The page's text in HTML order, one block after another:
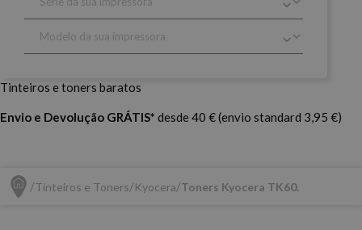
Tinteiros e toners baratos
Envio e Devolução GRÁTIS* desde 40 € (envio standard 3,95 €)
Tinteiros e Toners Kyocera Toners Kyocera TK60.